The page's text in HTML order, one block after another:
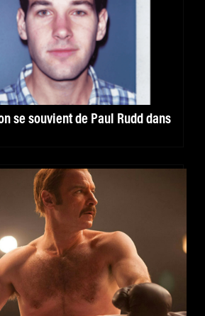
se souvient de Paul Rudd dans